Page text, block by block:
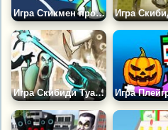
Игра Стикмен против Скибиди Туалетов
Игра Скибиди Туалеты: Заражение Камераменов